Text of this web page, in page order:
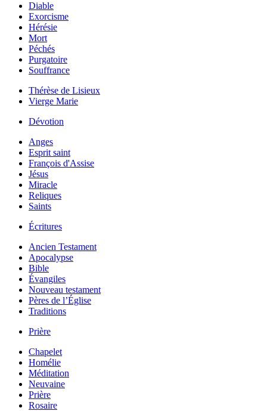
Diable
Exorcisme
Hérésie
Mort
Péchés
Purgatoire
Souffrance
Thérèse de Lisieux
Vierge Marie
Dévotion
Anges
Esprit saint
François d'Assise
Jésus
Miracle
Reliques
Saints
Écritures
Ancien Testament
Apocalypse
Bible
Évangiles
Nouveau testament
Pères de l’Église
Traditions
Prière
Chapelet
Homélie
Méditation
Neuvaine
Prière
Rosaire